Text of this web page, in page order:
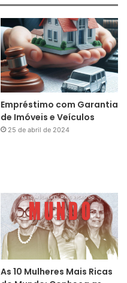
Empréstimo com Garantia
de Imóveis e Veículos
25 de abril de 2024
As 10 Mulheres Mais Ricas